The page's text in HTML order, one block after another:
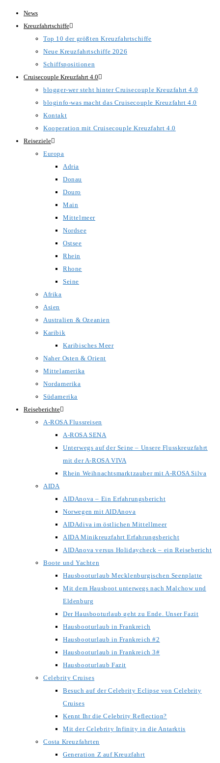
Zum
Inhalt
News
Kreuzfahrtschiffe
Top 10 der größten Kreuzfahrtschiffe
Neue Kreuzfahrtschiffe 2026
Schiffspositionen
Cruisecouple Kreuzfahrt 4.0
blogger-wer steht hinter Cruisecouple Kreuzfahrt 4.0
bloginfo-was macht das Cruisecouple Kreuzfahrt 4.0
Kontakt
Kooperation mit Cruisecouple Kreuzfahrt 4.0
Reiseziele
Europa
Adria
Donau
Douro
Main
Mittelmeer
Nordsee
Ostsee
Rhein
Rhone
Seine
Afrika
Asien
Australien & Ozeanien
Karibik
Karibisches Meer
Naher Osten & Orient
Mittelamerika
Nordamerika
Südamerika
Reiseberichte
A-ROSA Flussreisen
A-ROSA SENA
Unterwegs auf der Seine – Unsere Flusskreuzfahrt
mit der A-ROSA VIVA
Rhein Weihnachtsmarktzauber mit A-ROSA Silva
AIDA
AIDAnova – Ein Erfahrungsbericht
Norwegen mit AIDAnova
AIDAdiva im östlichen Mittellmeer
AIDA Minikreuzfahrt Erfahrungsbericht
AIDAnova versus Holidaycheck – ein Reisebericht
Boote und Yachten
Hausbooturlaub Mecklenburgischen Seenplatte
Mit dem Hausboot unterwegs nach Malchow und
Eldenburg
Der Hausbooturlaub geht zu Ende. Unser Fazit
Hausbooturlaub in Frankreich
Hausbooturlaub in Frankreich #2
Hausbooturlaub in Frankreich 3#
Hausbooturlaub Fazit
Celebrity Cruises
Besuch auf der Celebrity Eclipse von Celebrity
Cruises
Kennt Ihr die Celebrity Reflection?
Mit der Celebrity Infinity in die Antarktis
Costa Kreuzfahrten
Generation Z auf Kreuzfahrt